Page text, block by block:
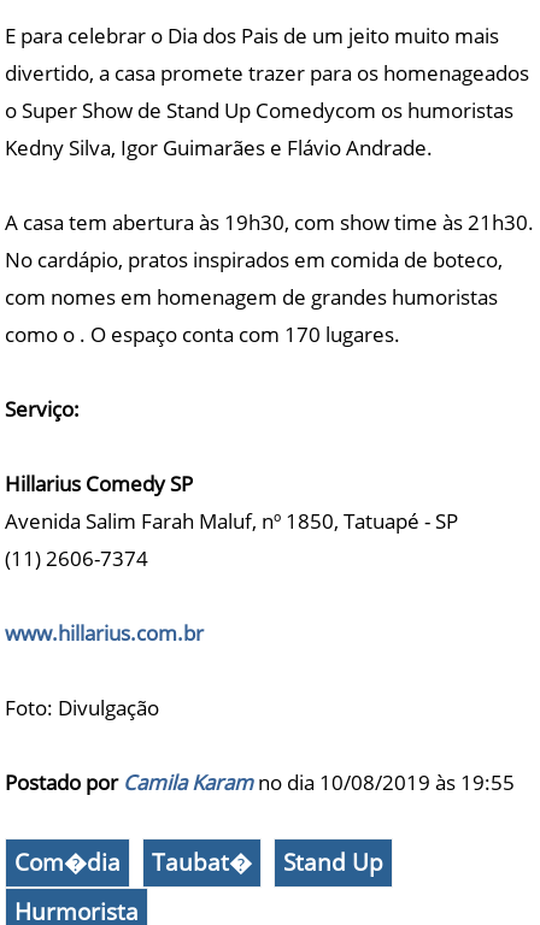
E para celebrar o Dia dos Pais de um jeito muito mais
divertido, a casa promete trazer para os homenageados
o Super Show de Stand Up Comedycom os humoristas
Kedny Silva, Igor Guimarães e Flávio Andrade.
A casa tem abertura às 19h30, com show time às 21h30.
No cardápio, pratos inspirados em comida de boteco,
com nomes em homenagem de grandes humoristas
como o . O espaço conta com 170 lugares.
Serviço:
Hillarius Comedy SP
Avenida Salim Farah Maluf, nº 1850, Tatuapé - SP
(11) 2606-7374
www.hillarius.com.br
Foto: Divulgação
Postado por Camila Karamno dia 10/08/2019 às 19:55
Com�dia Taubat�
Stand Up
Hurmorista